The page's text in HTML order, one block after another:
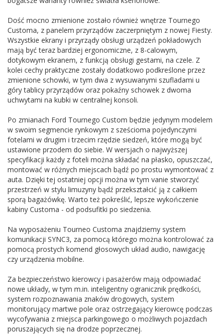
Dość mocno zmienione zostało również wnętrze Tournego
Customa, z panelem przyrządów zaczerpniętym z nowej Fiesty.
Wszystkie ekrany i przyrządy obsługi urządzeń pokładowych
mają być teraz bardziej ergonomiczne, z 8-calowym,
dotykowym ekranem, z funkcją obsługi gestami, na czele. Z
kolei cechy praktyczne zostały dodatkowo podkreślone przez
zmienione schowki, w tym dwa z wysuwanymi szufladami u
góry tablicy przyrządów oraz pokaźny schowek z dwoma
uchwytami na kubki w centralnej konsoli.
Po zmianach Ford Tournego Custom będzie jedynym modelem
w swoim segmencie rynkowym z sześcioma pojedynczymi
fotelami w drugim i trzecim rzędzie siedzeń, które mogą być
ustawione przodem do siebie. W wersjach o najwyższej
specyfikacji każdy z foteli można składać na płasko, opuszczać,
montować w różnych miejscach bądź po prostu wymontować z
auta. Dzięki tej ostatniej opcji można w tym vanie stworzyć
przestrzeń w stylu limuzyny bądź przekształcić ją z całkiem
sporą bagażówkę. Warto też pokreślić, lepsze wykończenie
kabiny Customa - od podsufitki po siedzenia.
Na wyposażeniu Tourneo Customa znajdziemy system
komunikacji SYNC3, za pomocą którego można kontrolować za
pomocą prostych komend głosowych układ audio, nawigację
czy urządzenia mobilne.
Za bezpieczeństwo kierowcy i pasażerów mają odpowiadać
nowe układy, w tym m.in. inteligentny ogranicznik prędkości,
system rozpoznawania znaków drogowych, system
monitorujący martwe pole oraz ostrzegający kierowcę podczas
wycofywania z miejsca parkingowego o możliwych pojazdach
poruszających się na drodze poprzecznej.